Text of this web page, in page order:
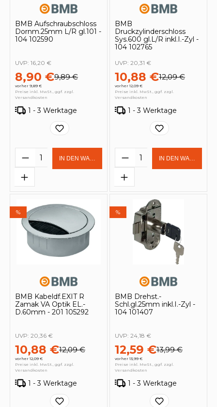
BMB Aufschraubschloss
Dornm.25mm L/R gl.101 -
104 102590
8,90 €9,89 €
vorher 9,89 €
UVP: 16,20 €
Preise inkl. MwSt., ggf. zzgl.
Versandkosten
1 - 3 Werktage
Produkt Anzahl: Gib den
IN DEN WARENKORB
BMB
Druckzylinderschloss
Sys.600 gl.L/R inkl.I.-Zyl -
104 102765
10,88 €12,09 €
vorher 12,09 €
UVP: 20,31 €
Preise inkl. MwSt., ggf. zzgl.
Versandkosten
1 - 3 Werktage
Produkt Anzahl:
IN DEN
%
BMB Kabeldf.EXIT R
Zamak VA Optik EL.-
D.60mm - 201 105292
10,88 €12,09 €
vorher 12,09 €
UVP: 20,36 €
Preise inkl. MwSt., ggf. zzgl.
Versandkosten
1 - 3 Werktage
%
BMB Drehst.-
Schl.gl.25mm inkl.I.-Zyl -
104 101407
12,59 €13,99 €
vorher 13,99 €
UVP: 24,18 €
Preise inkl. MwSt., ggf. zzgl.
Versandkosten
1 - 3 Werktage